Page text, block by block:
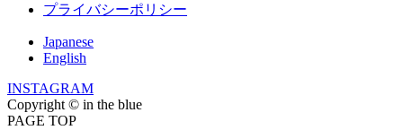
プライバシーポリシー
Japanese
English
INSTAGRAM
Copyright © in the blue
PAGE TOP